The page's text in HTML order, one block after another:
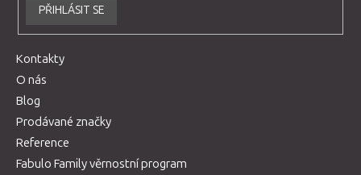
PŘIHLÁSIT SE
Kontakty
O nás
Blog
Prodávané značky
Reference
Fabulo Family věrnostní program